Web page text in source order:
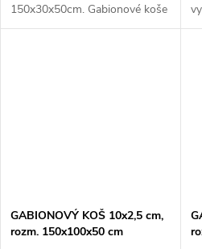
150x30x50cm. Gabionové koše
z gabionových sítí okatosti
GABIONOVÝ KOŠ 10x2,5 cm,
rozm. 150x100x50 cm